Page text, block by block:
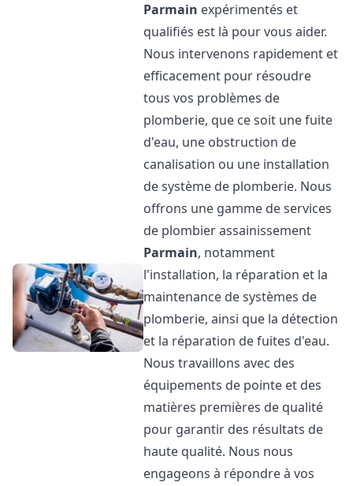
Parmain expérimentés et
qualifiés est là pour vous aider.
Nous intervenons rapidement et
efficacement pour résoudre
tous vos problèmes de
plomberie, que ce soit une fuite
d'eau, une obstruction de
canalisation ou une installation
de système de plomberie. Nous
offrons une gamme de services
de plombier assainissement
Parmain, notamment
l'installation, la réparation et la
maintenance de systèmes de
plomberie, ainsi que la détection
et la réparation de fuites d'eau.
Nous travaillons avec des
équipements de pointe et des
matières premières de qualité
pour garantir des résultats de
haute qualité. Nous nous
engageons à répondre à vos